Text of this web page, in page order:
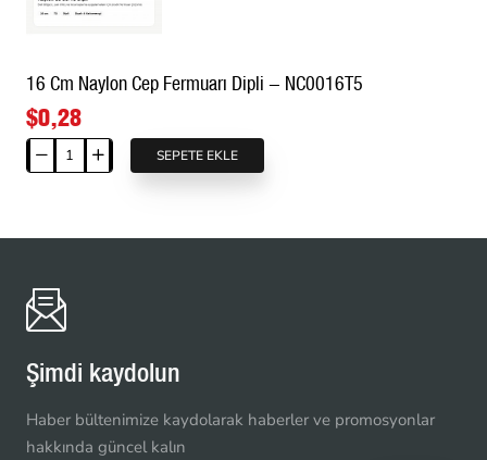
Dipli
16 Cm Naylon Cep Fermuarı Dipli - NC0016T5
$0,28
16
Cep
Dipli
-
NC0016T5
SEPETE EKLE
Şimdi kaydolun
Haber bültenimize kaydolarak haberler ve promosyonlar
hakkında güncel kalın